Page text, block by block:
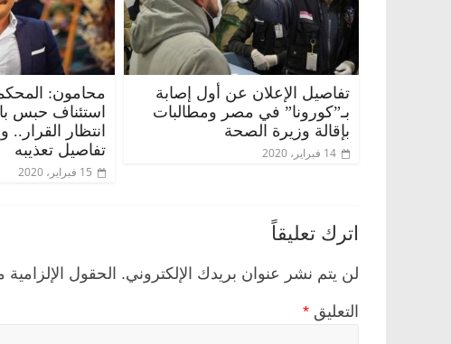
تفاصيل الإعلان عن أول إصابة
بـ”كورونا” في مصر ومطالبات
بإقالة وزيرة الصحة
14 فبراير، 2020
محامون:
استئناف حبس
انتظار القرار..
تفاصيل تعذيبه
15 فبراير، 2020
اترك تعليقاً
لن يتم نشر عنوان بريدك الإلكتروني. الحقول الإلزامية
التعليق *